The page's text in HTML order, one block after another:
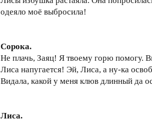
одеяло моё выбросила!
Сорока.
Не плачь, Заяц! Я твоему горю помогу.
Лиса напугается! Эй, Лиса, а ну-ка
Видала, какой у меня клюв длинный да
Лиса.